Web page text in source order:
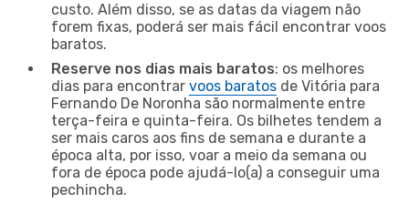
custo. Além disso, se as datas da viagem não
forem fixas, poderá ser mais fácil encontrar voos
baratos.
Reserve nos dias mais baratos: os melhores
dias para encontrar voos baratos de Vitória para
Fernando De Noronha são normalmente entre
terça-feira e quinta-feira. Os bilhetes tendem a
ser mais caros aos fins de semana e durante a
época alta, por isso, voar a meio da semana ou
fora de época pode ajudá-lo(a) a conseguir uma
pechincha.